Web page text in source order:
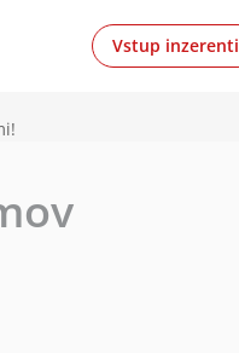
Vstup inzerenti